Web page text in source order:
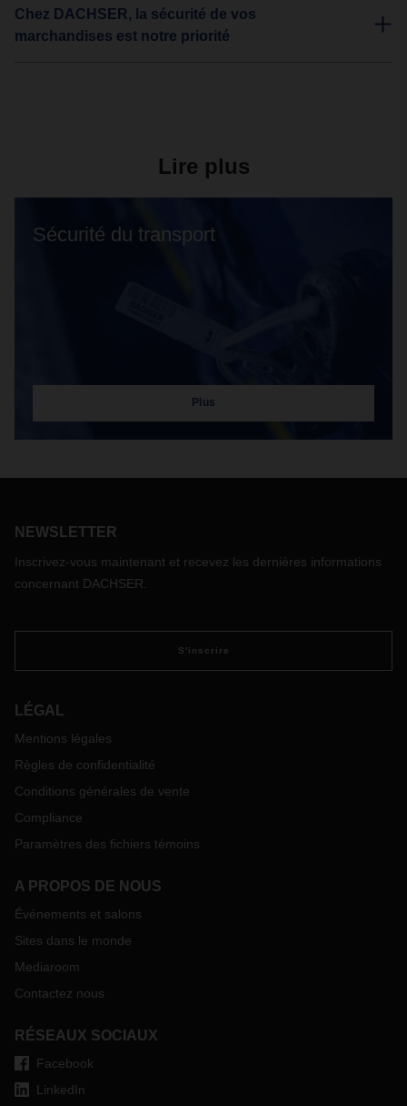
Chez DACHSER, la sécurité de vos
marchandises est notre priorité
Lire plus
Sécurité du transport
Plus
NEWSLETTER
Inscrivez-vous maintenant et recevez les dernières informations
concernant DACHSER.
S'inscrire
LÉGAL
Mentions légales
Règles de confidentialité
Conditions générales de vente
Compliance
Paramètres des fichiers témoins
A PROPOS DE NOUS
Événements et salons
Sites dans le monde
Mediaroom
Contactez nous
RÉSEAUX SOCIAUX
Facebook
LinkedIn